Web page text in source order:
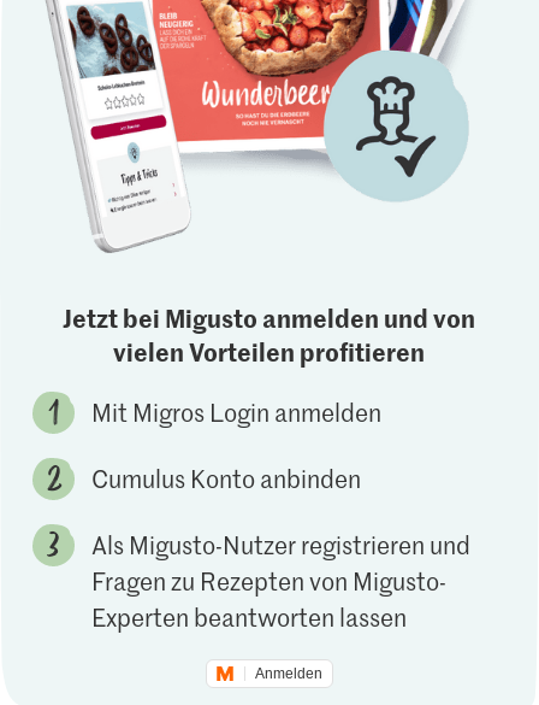
Jetzt bei Migusto anmelden und von
vielen Vorteilen profitieren
Mit Migros Login anmelden
Cumulus Konto anbinden
Als Migusto-Nutzer registrieren und
Fragen zu Rezepten von Migusto-
Experten beantworten lassen
Anmelden